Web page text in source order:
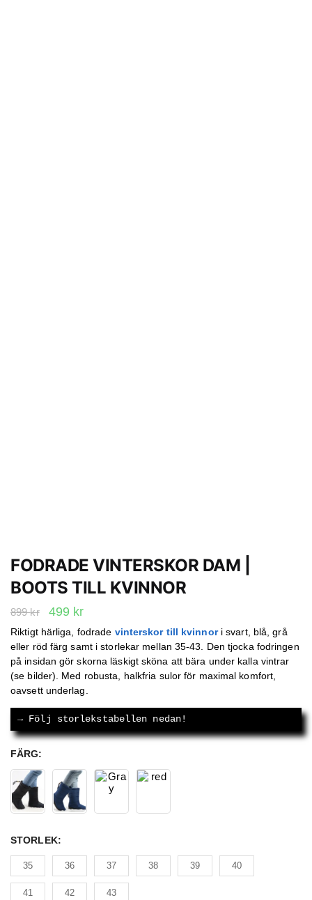
FODRADE VINTERSKOR DAM |
BOOTS TILL KVINNOR
899kr
Det
ursprungliga
priset
var:
899 kr.
499 krDet
nuvarande
priset
är:
499 kr.
Riktigt härliga, fodrade vinterskor till kvinnori svart, blå, grå
eller röd färg samt i storlekar mellan 35-43. Den tjocka fodringen
på insidan gör skorna läskigt sköna att bära under kalla vintrar
(se bilder). Med robusta, halkfria sulor för maximal komfort,
oavsett underlag.
→ Följ storlekstabellen nedan!
FÄRG:
STORLEK:
35 36 37 38 39 40
41 42 43